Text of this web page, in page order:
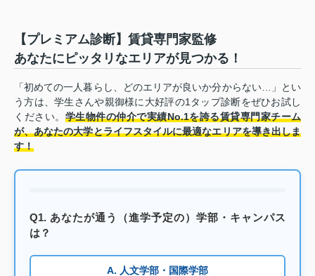
【プレミアム診断】賃貸専門家監修
あなたにピッタリなエリアが見つかる！
「初めての一人暮らし、どのエリアが良いか分からない…」とい
う方は、学生さんや親御様に大好評の1タップ診断をぜひお試し
ください。 学生物件の仲介で実績No.1を誇る賃貸専門家チーム
が、あなたの大学とライフスタイルに最適なエリアを導き出しま
す！
Q1. あなたが通う（進学予定の）学部・キャンパス
は？
A. 人文学部・国際学部